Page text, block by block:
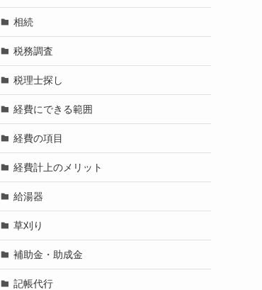
相続
税務調査
税理士探し
経費にできる範囲
経費の項目
経費計上のメリット
給湯器
草刈り
補助金・助成金
記帳代行